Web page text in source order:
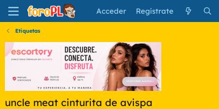
Acceder Regístrate
Etiquetas
uncle meat cinturita de avispa